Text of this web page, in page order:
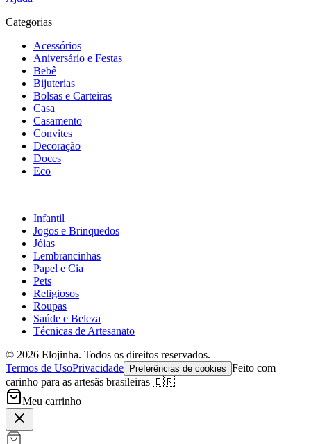
Categorias
Acessórios
Aniversário e Festas
Bebê
Bijuterias
Bolsas e Carteiras
Casa
Casamento
Convites
Decoração
Doces
Eco
Infantil
Jogos e Brinquedos
Jóias
Lembrancinhas
Papel e Cia
Pets
Religiosos
Roupas
Saúde e Beleza
Técnicas de Artesanato
© 2026 Elojinha. Todos os direitos reservados.
Termos de UsoPrivacidade Preferências de cookies Feito com
carinho para as artesãs brasileiras 🇧🇷
Meu carrinho